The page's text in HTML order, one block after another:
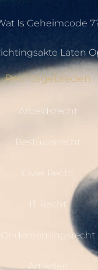
Is Geheimcode
Laten
Rechtsgebieden
Arbeidsrecht
Bestuursrecht
Civiel Recht
IT Recht
Ondernemingsrecht
Artikelen